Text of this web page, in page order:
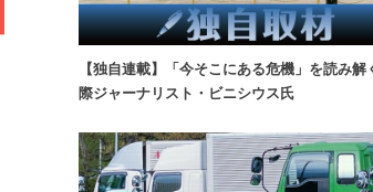
【独自連載】「今そこにある危機」を読み
際ジャーナリスト・ビニシウス氏